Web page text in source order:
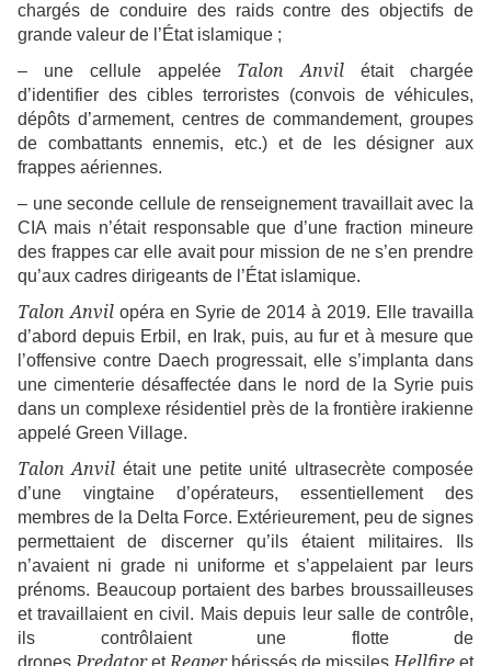
chargés de conduire des raids contre des objectifs de
grande valeur de l’État islamique ;
– une cellule appelée Talon Anvil était chargée
d’identifier des cibles terroristes (convois de véhicules,
dépôts d’armement, centres de commandement, groupes
de combattants ennemis, etc.) et de les désigner aux
frappes aériennes.
– une seconde cellule de renseignement travaillait avec la
CIA mais n’était responsable que d’une fraction mineure
des frappes car elle avait pour mission de ne s’en prendre
qu’aux cadres dirigeants de l’État islamique.
Talon Anvil opéra en Syrie de 2014 à 2019. Elle travailla
d’abord depuis Erbil, en Irak, puis, au fur et à mesure que
l’offensive contre Daech progressait, elle s’implanta dans
une cimenterie désaffectée dans le nord de la Syrie puis
dans un complexe résidentiel près de la frontière irakienne
appelé Green Village.
Talon Anvil était une petite unité ultrasecrète composée
d’une vingtaine d’opérateurs, essentiellement des
membres de la Delta Force. Extérieurement, peu de signes
permettaient de discerner qu’ils étaient militaires. Ils
n’avaient ni grade ni uniforme et s’appelaient par leurs
prénoms. Beaucoup portaient des barbes broussailleuses
et travaillaient en civil. Mais depuis leur salle de contrôle,
ils contrôlaient une flotte de